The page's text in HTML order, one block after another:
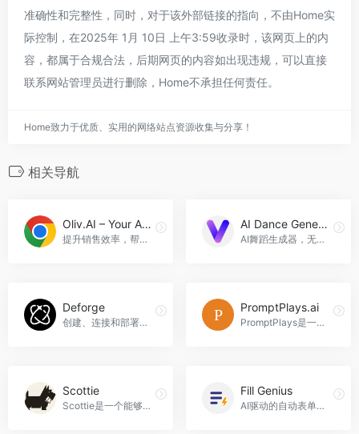
准确性和完整性，同时，对于该外部链接的指向，不由Home实
际控制，在2025年 1月 10日 上午3:59收录时，该网页上的内
容，都属于合规合法，后期网页的内容如出现违规，可以直接
联系网站管理员进行删除，Home不承担任何责任。
Home致力于优质、实用的网络站点资源收集与分享！
相关导航
Oliv.AI – Your AI Sales Copilot
提升销售效率，帮助销售人员更好地完成交易，Oliv.AI - Your AI Sales Copilot官网入口网址
AI Dance Generator
AI舞蹈生成器，无需登录无水印。
Deforge
创建、连接和部署强大的AI代理，无需编写一行代码。
PromptPlays.ai
PromptPlays是一个AI-infused automations平台，提供多种功能强大的自动化工具，包括写作优化、文档生成、电子邮件回复、表格处理、项目管理、思路开发等，适用于各种场景，帮助提高工作效率和质量，PromptPlays.ai官网入口网址
Scottie
Scottie是一个能够跨手机、电子邮件和短信工作的AI代理构建工具，可以像真正员工一样处理客户互动。
Fill Genius
AI驱动的自动表单填充工具